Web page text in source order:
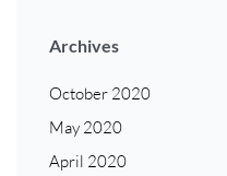
Archives
October 2020
May 2020
April 2020